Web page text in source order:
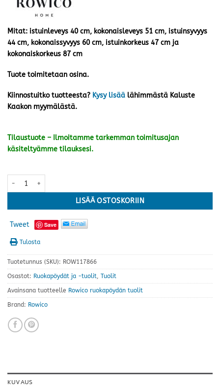
Mitat: istuinleveys 40 cm, kokonaisleveys 51 cm, istuinsyvyys
44 cm, kokonaissyvyys 60 cm, istuinkorkeus 47 cm ja
kokonaiskorkeus 87 cm
Tuote toimitetaan osina.
Kiinnostuitko tuotteesta? Kysy lisää lähimmästä Kaluste
Kaakon myymälästä.
Tilaustuote – Ilmoitamme tarkemman toimitusajan
käsiteltyämme tilauksesi.
Alison tuoli pyörivä, tumma beige kangas/ruskea tammijalka määrä
LISÄÄ OSTOSKORIIN
Tweet Save
Tulosta
Tuotetunnus (SKU): ROW117866
Osastot: Ruokapöydät ja -tuolit, Tuolit
Avainsana tuotteelle Rowico ruokapöydän tuolit
Brand: Rowico
KUVAUS